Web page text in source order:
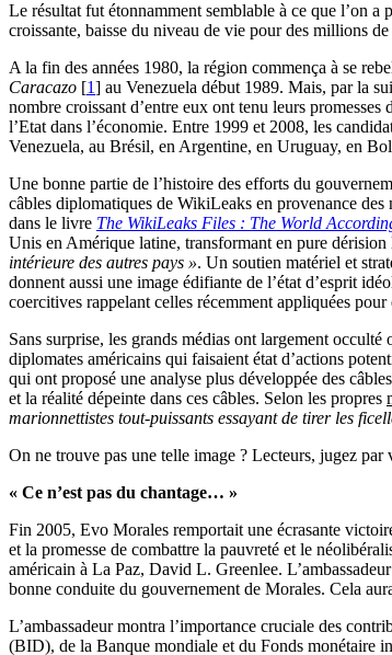
Le résultat fut étonnamment semblable à ce que l’on
croissante, baisse du niveau de vie pour des millions
A la fin des années 1980, la région commença à se
Caracazo [1] au Venezuela début 1989. Mais, par la
nombre croissant d’entre eux ont tenu leurs
l’Etat dans l’économie. Entre 1999 et 2008, les
Venezuela, au Brésil, en Argentine, en Uruguay, en
Une bonne partie de l’histoire des efforts du
câbles diplomatiques de WikiLeaks en provenance
dans le livre The WikiLeaks Files : The World
Unis en Amérique latine, transformant en pure
intérieure des autres pays ». Un soutien matériel et
donnent aussi une image édifiante de l’état d’esprit
coercitives rappelant celles récemment appliquées
Sans surprise, les grands médias ont largement
diplomates américains qui faisaient état d’actions
qui ont proposé une analyse plus développée des
et la réalité dépeinte dans ces câbles. Selon les propres
marionnettistes tout-puissants essayant de tirer les
On ne trouve pas une telle image ? Lecteurs, jugez par
« Ce n’est pas du chantage… »
Fin 2005, Evo Morales remportait une écrasante
et la promesse de combattre la pauvreté et le
américain à La Paz, David L. Greenlee.
bonne conduite du gouvernement de Morales. Cela
L’ambassadeur montra l’importance cruciale des
(BID), de la Banque mondiale et du Fonds monétaire